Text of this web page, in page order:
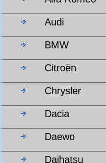
Audi
BMW
Citroën
Chrysler
Dacia
Daewo
Daihatsu